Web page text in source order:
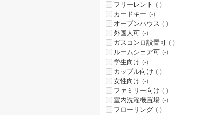
フリーレント (-)
カードキー (-)
オープンハウス (-)
外国人可 (-)
ガスコンロ設置可 (-)
ルームシェア可 (-)
学生向け (-)
カップル向け (-)
女性向け (-)
ファミリー向け (-)
室内洗濯機置場 (-)
フローリング (-)